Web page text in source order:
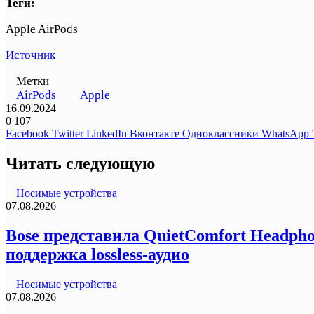
Теги:
Apple AirPods
Источник
Метки
AirPods
Apple
16.09.2024
0 107
Facebook Twitter LinkedIn Вконтакте Одноклассники WhatsApp
Читать следующую
Носимые устройства
07.08.2026
Bose представила QuietComfort
поддержка lossless-аудио
Носимые устройства
07.08.2026